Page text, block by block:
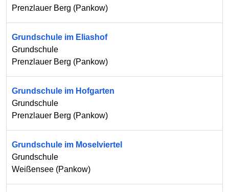
Prenzlauer Berg (Pankow)
Grundschule im Eliashof
Grundschule
Prenzlauer Berg (Pankow)
Grundschule im Hofgarten
Grundschule
Prenzlauer Berg (Pankow)
Grundschule im Moselviertel
Grundschule
Weißensee (Pankow)